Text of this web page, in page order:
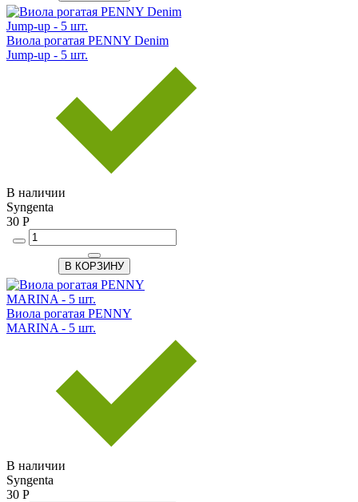
Виола рогатая PENNY Denim
Jump-up - 5 шт.
В наличии
Syngenta
30 Р
В КОРЗИНУ
Виола рогатая PENNY
MARINA - 5 шт.
В наличии
Syngenta
30 Р